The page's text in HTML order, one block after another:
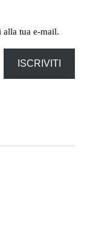
tua e-mail.
ISCRIVITI